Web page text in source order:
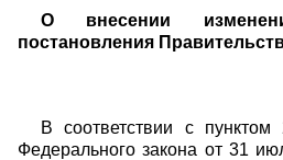
О внесении
постановления
В соответствии с
Федерального закона от 31